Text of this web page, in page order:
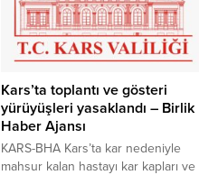
yabancı 25 kulüp tercih etti.
KAYSERİ (İGFA) – Kayseri
Büyükşehir Belediye Başkanı Dr.
Memduh Büyükkılıç’ın ortaya
koyduğu...
Kars’ta toplantı ve gösteri
yürüyüşleri yasaklandı – Birlik
Haber Ajansı
KARS-BHA Kars’ta kar nedeniyle
mahsur kalan hastayı kar kapları ve